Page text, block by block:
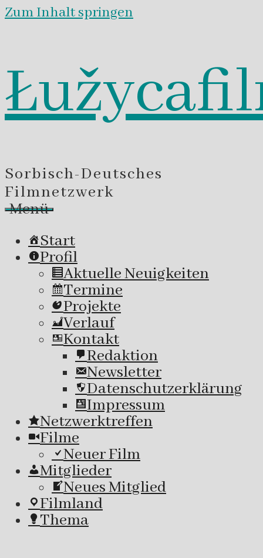
Zum Inhalt springen
Sorbisch-Deutsches
Filmnetzwerk
Menü
Start
Profil
Aktuelle Neuigkeiten
Termine
Projekte
Verlauf
Kontakt
Redaktion
Newsletter
Datenschutzerklärung
Impressum
Netzwerktreffen
Filme
Neuer Film
Mitglieder
Neues Mitglied
Filmland
Thema